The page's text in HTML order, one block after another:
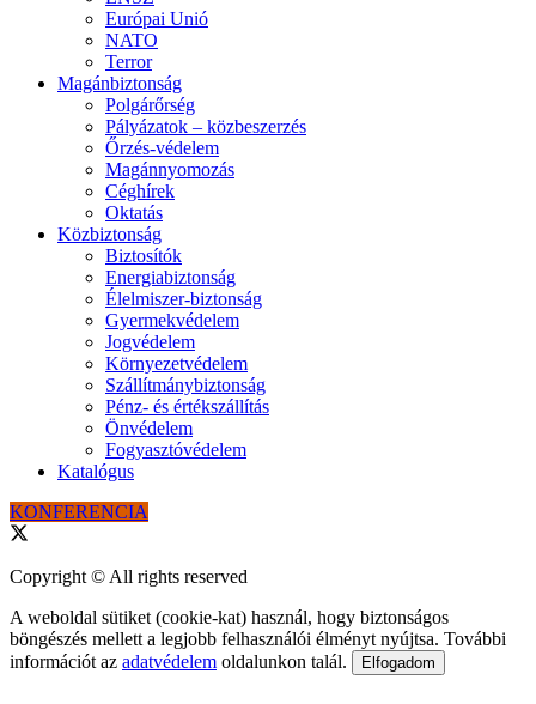
Európai Unió
NATO
Terror
Magánbiztonság
Polgárőrség
Pályázatok – közbeszerzés
Őrzés-védelem
Magánnyomozás
Céghírek
Oktatás
Közbiztonság
Biztosítók
Energiabiztonság
Élelmiszer-biztonság
Gyermekvédelem
Jogvédelem
Környezetvédelem
Szállítmánybiztonság
Pénz- és értékszállítás
Önvédelem
Fogyasztóvédelem
Katalógus
KONFERENCIA
Copyright © All rights reserved
A weboldal sütiket (cookie-kat) használ, hogy biztonságos
böngészés mellett a legjobb felhasználói élményt nyújtsa. További
információt az adatvédelem oldalunkon talál. Elfogadom